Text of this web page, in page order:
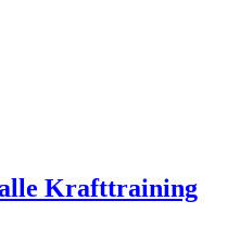
Krafttraining